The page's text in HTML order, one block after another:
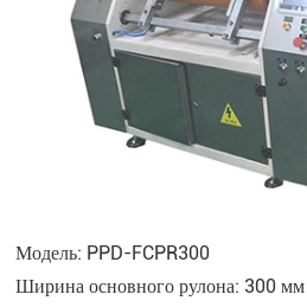
Модель: PPD-FCPR300
Ширина основного рулона: 300 мм